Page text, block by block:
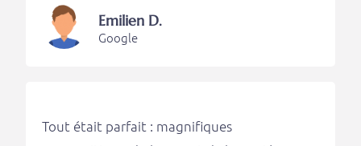
Emilien D.
Google
Tout était parfait : magnifiques